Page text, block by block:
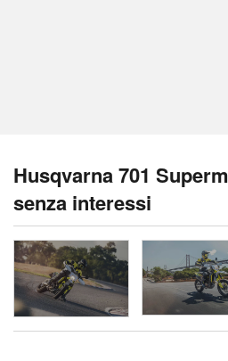
Husqvarna 701
senza interessi